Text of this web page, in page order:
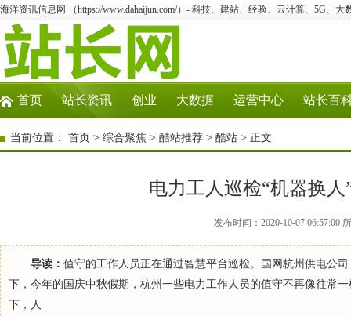
海洋资讯信息网 （https://www.dahaijun.com/）- 科技、建站、经验、云计算、5G、大
首页 站长资讯 创业 大数据 运营中心 站长百
当前位置： 首页 > 综合聚焦 > 酷站推荐 > 酷站 > 正文
电力工人巡检“机器换
发布时间：2020-10-07 06:57:00
导读： 值守的工作人员正在通过智慧平台巡检。国网杭州供电公
下，今年的国庆中秋假期，杭州一些电力工作人员的值守不再像往常
下，人